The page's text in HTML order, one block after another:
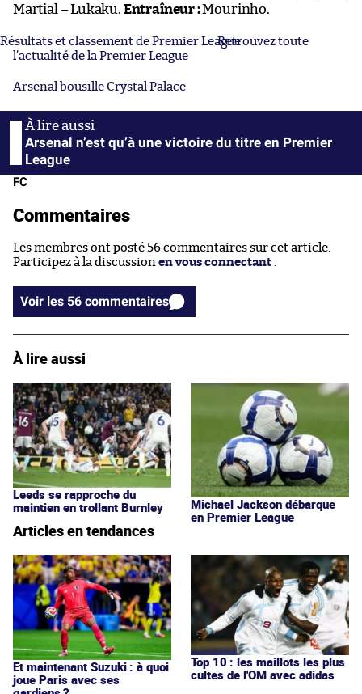
Martial – Lukaku. Entraîneur :Mourinho.
Résultats et classement de Premier LeagueRetrouvez toute
l’actualité de la Premier League
Arsenal bousille Crystal Palace
Arsenal n’est qu’à une victoire du titre en Premier
League
FC
Commentaires
Les membres ont posté 56 commentaires sur cet article.
Participez à la discussion en vous connectant .
Voir les 56 commentaires
À lire aussi
Leeds se rapproche du
maintien en trollant Burnley
Michael Jackson débarque
en Premier League
Articles en tendances
Et maintenant Suzuki : à quoi
joue Paris avec ses
Top 10 : les maillots les plus
cultes de l'OM avec adidas